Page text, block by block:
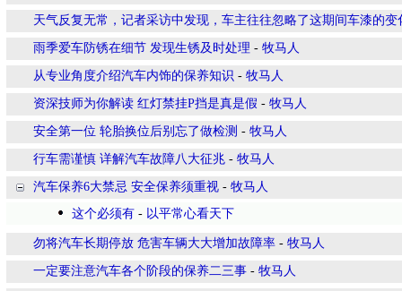
天气反复无常，记者采访中发现，车主往往忽略了这期间车漆的变
雨季爱车防锈在细节 发现生锈及时处理 - 牧马人
从专业角度介绍汽车内饰的保养知识 - 牧马人
资深技师为你解读 红灯禁挂P挡是真是假 - 牧马人
安全第一位 轮胎换位后别忘了做检测 - 牧马人
行车需谨慎 详解汽车故障八大征兆 - 牧马人
汽车保养6大禁忌 安全保养须重视 - 牧马人
这个必须有 - 以平常心看天下
勿将汽车长期停放 危害车辆大大增加故障率 - 牧马人
一定要注意汽车各个阶段的保养二三事 - 牧马人